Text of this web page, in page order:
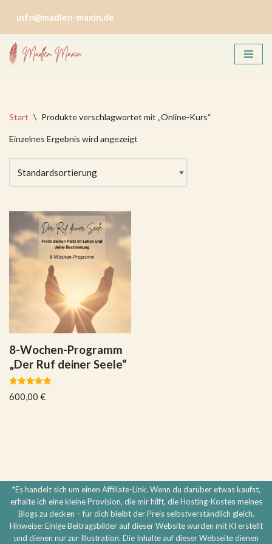
Zum
Inhalt
springen
info@madlen-maxin.de
Start \ Produkte verschlagwortet mit „Online-Kurs“
Einzelnes Ergebnis wird angezeigt
8-Wochen-Programm
„Der Ruf deiner Seele“
Bewertet
mit
600,00 €
*Es handelt sich um einen Affiliate-Link. Wenn du darüber etwas kaufst,
erhalte ich eine kleine Provision, die mir hilft, die Hosting-Kosten meines
Blogs zu decken – für dich bleibt der Preis selbstverständlich gleich.
Hinweise: Einige Beitragsbilder auf dieser Website wurden mit KI erstellt
und dienen nur zur Illustration. Die Inhalte auf dieser Webseite dienen